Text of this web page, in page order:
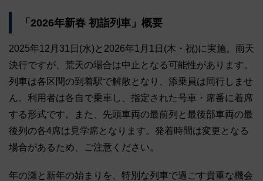
「2026年新春 初詣列車」概要
2025年12月31日(水)と2026年1月1日(木・祝)に実施。雨天
決行ですが、荒天の場合は中止となる可能性があります。
列車は各区間の到着駅で解散となり、添乗員は同行しませ
ん。利用者は各自で乗車し、指定された号車・席番に着席
する形式です。また、先頭車両の最前列と最後部車両の最
後列の各4席は見学席となります。発着時間は変更となる
場合があるため、ご注意ください。
年の瀬と新年の始まりを、特別な列車で過ごす貴重な機会